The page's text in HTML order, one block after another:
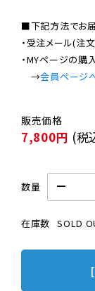
■下記方法でお届
・受注メール(注
・MYページの
→会員ページ
7,800円 (税
数量
在庫数 SOLD